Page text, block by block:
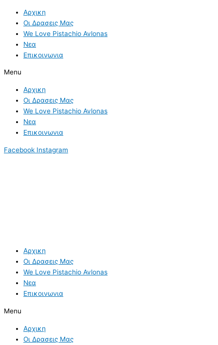
content
Αρχικη
Οι Δρασεις Μας
We Love Pistachio Avlonas
Νεα
Επικοινωνια
Menu
Αρχικη
Οι Δρασεις Μας
We Love Pistachio Avlonas
Νεα
Επικοινωνια
Facebook Instagram
Αρχικη
Οι Δρασεις Μας
We Love Pistachio Avlonas
Νεα
Επικοινωνια
Menu
Αρχικη
Οι Δρασεις Μας